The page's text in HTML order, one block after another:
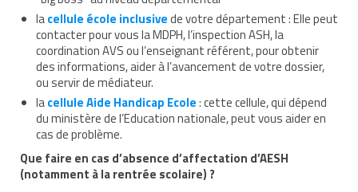
Scolarisation : conseils pour obtenir une
décision favorable
AESH et équipe éducative
Que faire en cas d’absence de l’AESH ?
Recours
lacellule école inclusivede votre département : Elle peut
contacter pour vous la MDPH, l’inspection ASH, la
coordination AVS ou l’enseignant référent, pour obtenir
des informations, aider à l’avancement de votre dossier,
ou servir de médiateur.
lacellule Aide Handicap Ecole: cette cellule, qui dépend
du ministère de l’Education nationale, peut vous aider en
cas de problème.
Que faire en cas d’absence d’affectation d’AESH
(notamment à la rentrée scolaire) ?